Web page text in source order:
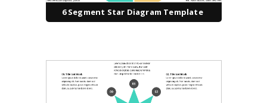
6 Segment Star Diagram Template